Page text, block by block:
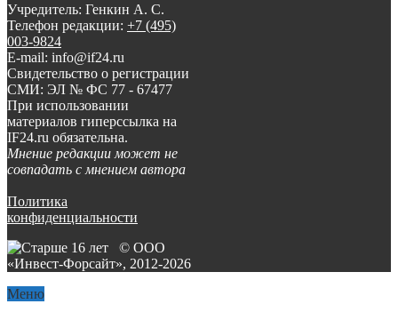
Учредитель: Генкин А. С.
Телефон редакции: +7 (495)
003-9824
E-mail: info@if24.ru
Свидетельство о регистрации
СМИ: ЭЛ № ФС 77 - 67477
При использовании
материалов гиперссылка на
IF24.ru обязательна.
Мнение редакции может не
совпадать с мнением автора
Политика
конфиденциальности
© ООО
«Инвест-Форсайт», 2012-2026
Меню